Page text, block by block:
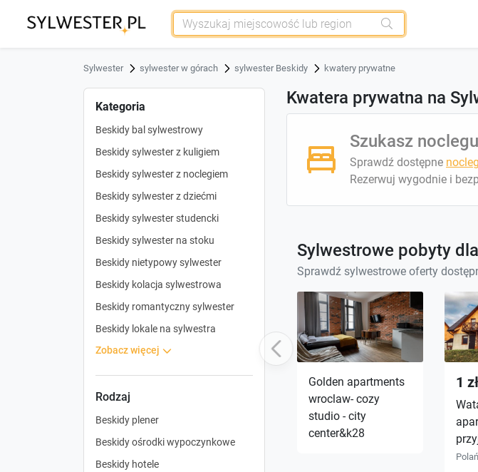
Sylwester sylwester w górach sylwester Beskidy kwatery prywatne
Kategoria
Beskidy bal sylwestrowy
Beskidy sylwester z kuligiem
Beskidy sylwester z noclegiem
Beskidy sylwester z dziećmi
Beskidy sylwester studencki
Beskidy sylwester na stoku
Beskidy nietypowy sylwester
Beskidy kolacja sylwestrowa
Beskidy romantyczny sylwester
Beskidy lokale na sylwestra
zobacz więcej
Rodzaj
Beskidy plener
Beskidy ośrodki wypoczynkowe
Beskidy hotele
Kwatera prywatna na
Szukasz
Sprawdź dostępne
Rezerwuj wygodnie i
Sylwestrowe pobyty
Sprawdź sylwestrowe oferty
Previous
Golden apartments
wroclaw- cozy
studio - city
center&k28
1 zł